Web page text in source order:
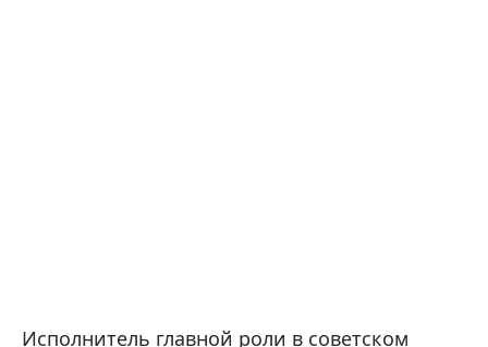
Исполнитель главной роли в советском